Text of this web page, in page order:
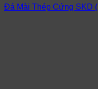
Đá Mài Thép Cứng SKD